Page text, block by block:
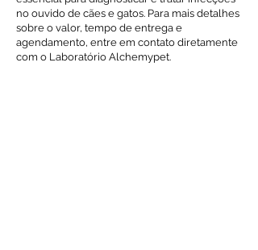
no ouvido de cães e gatos. Para mais detalhes
sobre o valor, tempo de entrega e
agendamento, entre em contato diretamente
com o Laboratório Alchemypet.